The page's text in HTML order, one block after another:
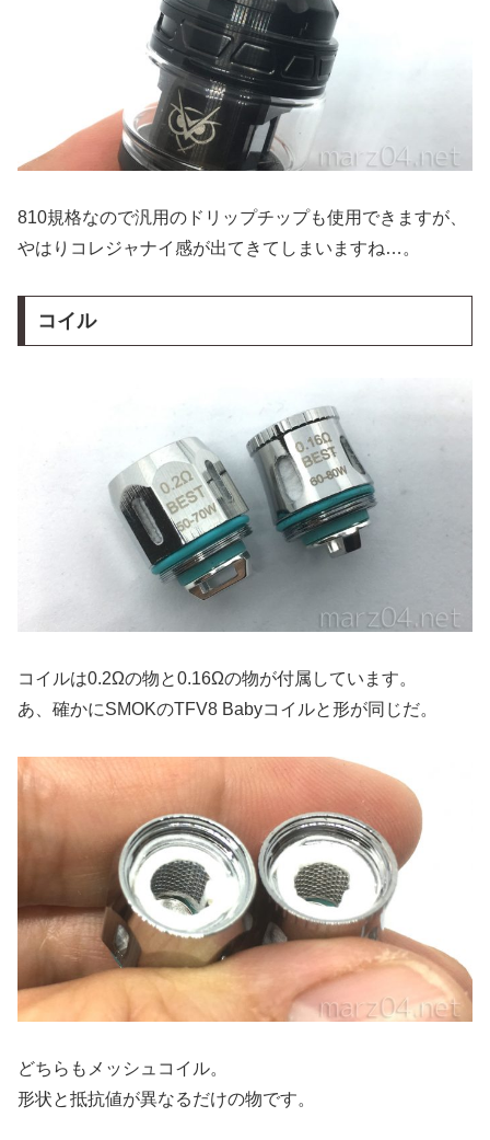
810規格なので汎用のドリップチップも使用できますが、
やはりコレジャナイ感が出てきてしまいますね…。
コイル
コイルは0.2Ωの物と0.16Ωの物が付属しています。
あ、確かにSMOKのTFV8 Babyコイルと形が同じだ。
どちらもメッシュコイル。
形状と抵抗値が異なるだけの物です。